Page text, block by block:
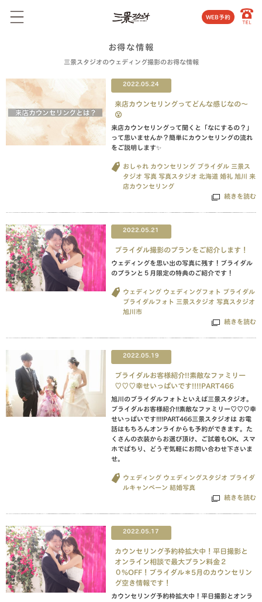
WEB予約
お得な情報
三景スタジオのウェディング撮影のお得な情報
2022.05.24
来店カウンセリングってどんな感じなの〜
😮
来店カウンセリングって聞くと「なにするの？」
って思いませんか？簡単にカウンセリングの流れ
をご説明します✨
おしゃれ カウンセリング ブライダル 三景ス
タジオ 写真 写真スタジオ 北海道 婚礼 旭川 来
店カウンセリング
続きを読む
2022.05.21
ブライダル撮影のプランをご紹介します！
ウェディングを思い出の写真に残す！ブライダル
のプランと５月限定の特典のご紹介です！
ウェディング ウェディングフォト ブライダル
ブライダルフォト 三景スタジオ 写真スタジオ
旭川市
続きを読む
2022.05.19
ブライダルお客様紹介!!素敵なファミリー
♡♡♡幸せいっぱいです!!!!PART466
旭川のブライダルフォトといえば三景スタジオ。
ブライダルお客様紹介!!素敵なファミリー♡♡♡幸
せいっぱいです!!!!PART466三景スタジオは お電
話はもちろんオンライからも予約ができます。た
くさんの衣装からお選び頂け、ご試着もOK、スマ
ホでぱちり、どうぞ気軽にお問い合わせ下さいま
せ。
ウェディング ウェディングスタジオ ブライダ
ルキャンペーン 結婚写真
続きを読む
2022.05.17
カウンセリング予約枠拡大中！平日撮影と
オンライン相談で最大プラン料金２
０%OFF！ブライダル＊5月のカウンセリン
グ空き情報です！
カウンセリング予約枠拡大中！平日撮影とオンラ